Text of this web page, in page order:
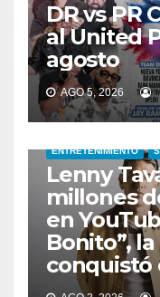
DR vs PR
al United
agosto
AGO 5, 2026
ENTRETENIMIENTO
Lenny
millones
en
Bonito”,
conquistó
CABIMAS